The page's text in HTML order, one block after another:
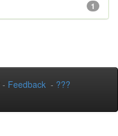
1
- Feedback - ???